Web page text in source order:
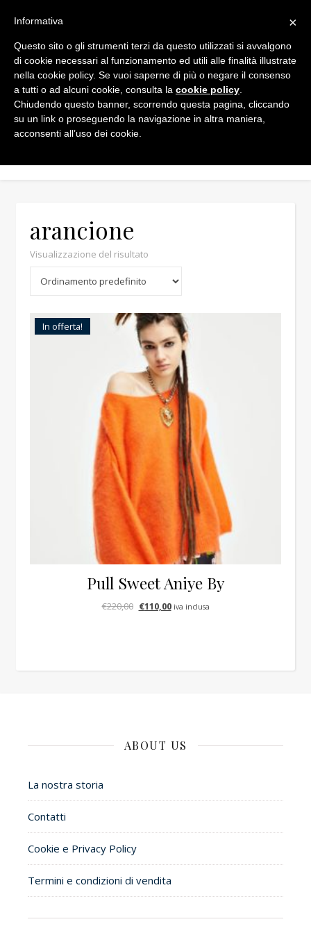
arancione
Visualizzazione del risultato
In offerta!
Pull Sweet Aniye By
€220,00 Il prezzo originale era: €220,00.
€110,00Il prezzo attuale è: €110,00.
iva inclusa
ABOUT US
La nostra storia
Contatti
Cookie e Privacy Policy
Termini e condizioni di vendita
×
Informativa
Questo sito o gli strumenti terzi da questo utilizzati si avvalgono
di cookie necessari al funzionamento ed utili alle finalità illustrate
nella cookie policy. Se vuoi saperne di più o negare il consenso
a tutti o ad alcuni cookie, consulta la cookie policy
Chiudendo questo banner, scorrendo questa pagina, cliccando
su un link o proseguendo la navigazione in altra maniera,
acconsenti all’uso dei cookie.